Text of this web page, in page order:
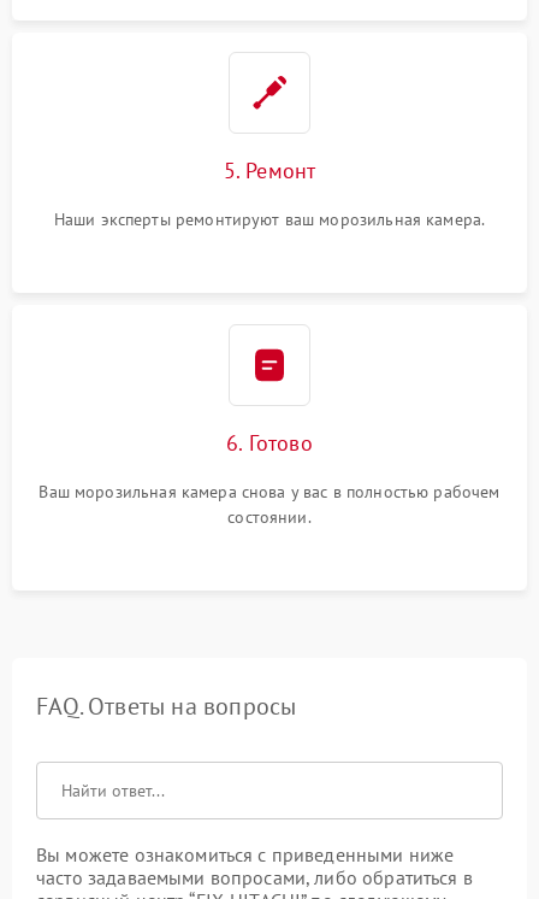
5. Ремонт
Наши эксперты ремонтируют ваш морозильная камера.
6. Готово
Ваш морозильная камера снова у вас в полностью рабочем
состоянии.
FAQ. Ответы на вопросы
Вы можете ознакомиться с приведенными ниже
часто задаваемыми вопросами, либо обратиться в